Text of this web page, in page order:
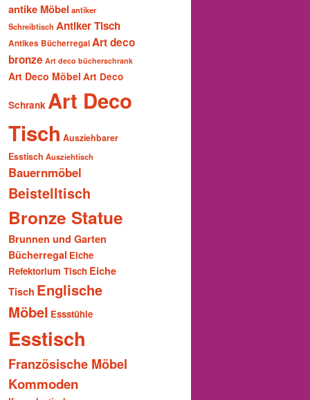
antike Möbel antiker
Schreibtisch Antiker Tisch
Antikes BücherregalArt deco
bronze Art deco bücherschrank
Art Deco Möbel Art Deco
Schrank Art Deco
Tisch Ausziehbarer
Esstisch Ausziehtisch
Bauernmöbel
Beistelltisch
Bronze Statue
Brunnen und Garten
Bücherregal Eiche
Refektorium Tisch Eiche
Tisch Englische
Möbel Essstühle
Esstisch
Französische Möbel
Kommoden